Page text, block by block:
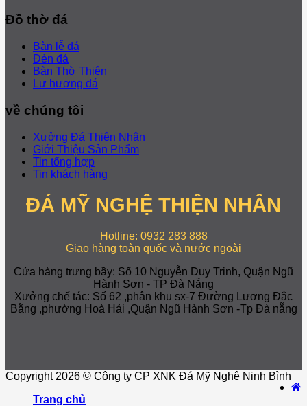
Đồ thờ đá
Bàn lễ đá
Đèn đá
Bàn Thờ Thiên
Lư hương đá
về chúng tôi
Xưởng Đá Thiện Nhân
Giới Thiệu Sản Phẩm
Tin tổng hợp
Tin khách hàng
ĐÁ MỸ NGHỆ THIỆN NHÂN
Hotline: 0932 283 888
Giao hàng toàn quốc và nước ngoài
Cửa hàng trưng bầy: Số 10 Nguyễn Duy Trinh, Quận Ngũ
Hành Sơn - TP Đà Nẵng
Xưởng chế tác: Số 62 ,phân khu sx-7 Đường Lương Đắc
Bằng ,phường Hoà Hải ,Quận Ngũ Hành Sơn -Tp Đà nẵng
Copyright 2026 © Công ty CP XNK Đá Mỹ Nghệ Ninh Bình
Trang chủ